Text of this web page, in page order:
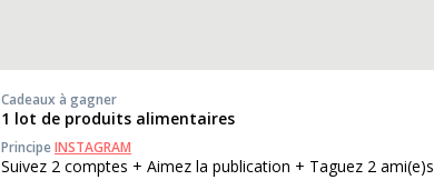
Cadeaux à gagner
1 lot de produits alimentaires
PrincipeINSTAGRAM
Suivez 2 comptes + Aimez la publication + Taguez 2 ami(e)s